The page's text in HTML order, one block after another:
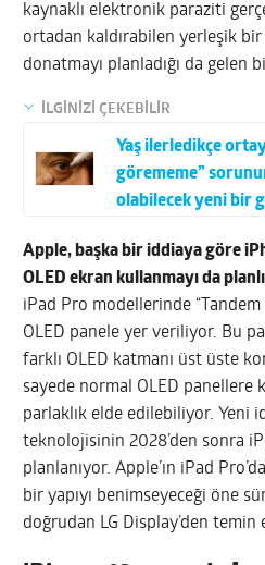
kaynaklı elektronik paraziti
ortadan kaldırabilen yerleşik
donatmayı planladığı da gelen
İLGİNİZİ ÇEKEBİLİR
Yaş ilerledikçe
görememe”
olabilecek yeni bir
Apple, başka bir iddiaya göre
OLED ekran kullanmayı da
iPad Pro modellerinde “Tandem
OLED panele yer veriliyor. Bu
farklı OLED katmanı üst üste
sayede normal OLED panellere
parlaklık elde edilebiliyor. Yeni
teknolojisinin 2028’den sonra
planlanıyor. Apple’ın iPad
bir yapıyı benimseyeceği öne
doğrudan LG Display’den